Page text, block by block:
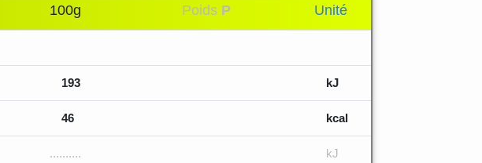
100g Poids P Unité
193 kJ
46 kcal
.......... kJ